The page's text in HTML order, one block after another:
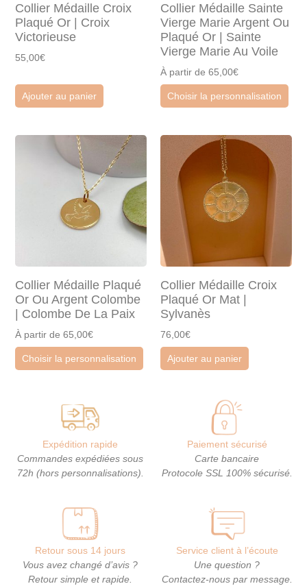
Collier Médaille Croix
Plaqué Or | Croix
Victorieuse
55,00€
Ajouter au panier
Collier Médaille Sainte
Vierge Marie Argent Ou
Plaqué Or | Sainte
Vierge Marie Au Voile
À partir de 65,00€
Choisir la personnalisation
Collier Médaille Plaqué
Or Ou Argent Colombe
| Colombe De La Paix
À partir de 65,00€
Choisir la personnalisation
Collier Médaille Croix
Plaqué Or Mat |
Sylvanès
76,00€
Ajouter au panier
Expédition rapide
Commandes expédiées sous
72h (hors personnalisations).
Paiement sécurisé
Carte bancaire
Protocole SSL 100% sécurisé.
Retour sous 14 jours
Vous avez changé d’avis ?
Retour simple et rapide.
Service client à l’écoute
Une question ?
Contactez-nous par message.